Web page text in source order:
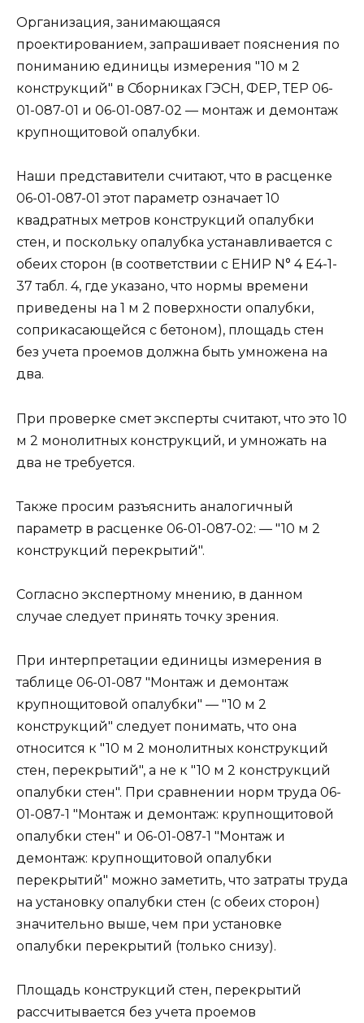
Организация, занимающаяся
проектированием, запрашивает пояснения по
пониманию единицы измерения "10 м 2
конструкций" в Сборниках ГЭСН, ФЕР, ТЕР 06-
01-087-01 и 06-01-087-02 — монтаж и демонтаж
крупнощитовой опалубки.
Наши представители считают, что в расценке
06-01-087-01 этот параметр означает 10
квадратных метров конструкций опалубки
стен, и поскольку опалубка устанавливается с
обеих сторон (в соответствии с ЕНИР N° 4 Е4-1-
37 табл. 4, где указано, что нормы времени
приведены на 1 м 2 поверхности опалубки,
соприкасающейся с бетоном), площадь стен
без учета проемов должна быть умножена на
два.
При проверке смет эксперты считают, что это 10
м 2 монолитных конструкций, и умножать на
два не требуется.
Также просим разъяснить аналогичный
параметр в расценке 06-01-087-02: — "10 м 2
конструкций перекрытий".
Согласно экспертному мнению, в данном
случае следует принять точку зрения.
При интерпретации единицы измерения в
таблице 06-01-087 "Монтаж и демонтаж
крупнощитовой опалубки" — "10 м 2
конструкций" следует понимать, что она
относится к "10 м 2 монолитных конструкций
стен, перекрытий", а не к "10 м 2 конструкций
опалубки стен". При сравнении норм труда 06-
01-087-1 "Монтаж и демонтаж: крупнощитовой
опалубки стен" и 06-01-087-1 "Монтаж и
демонтаж: крупнощитовой опалубки
перекрытий" можно заметить, что затраты труда
на установку опалубки стен (с обеих сторон)
значительно выше, чем при установке
опалубки перекрытий (только снизу).
Площадь конструкций стен, перекрытий
рассчитывается без учета проемов